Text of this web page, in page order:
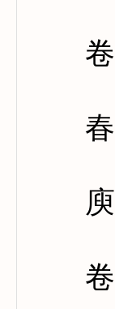
卷
春暖
庾家
卷